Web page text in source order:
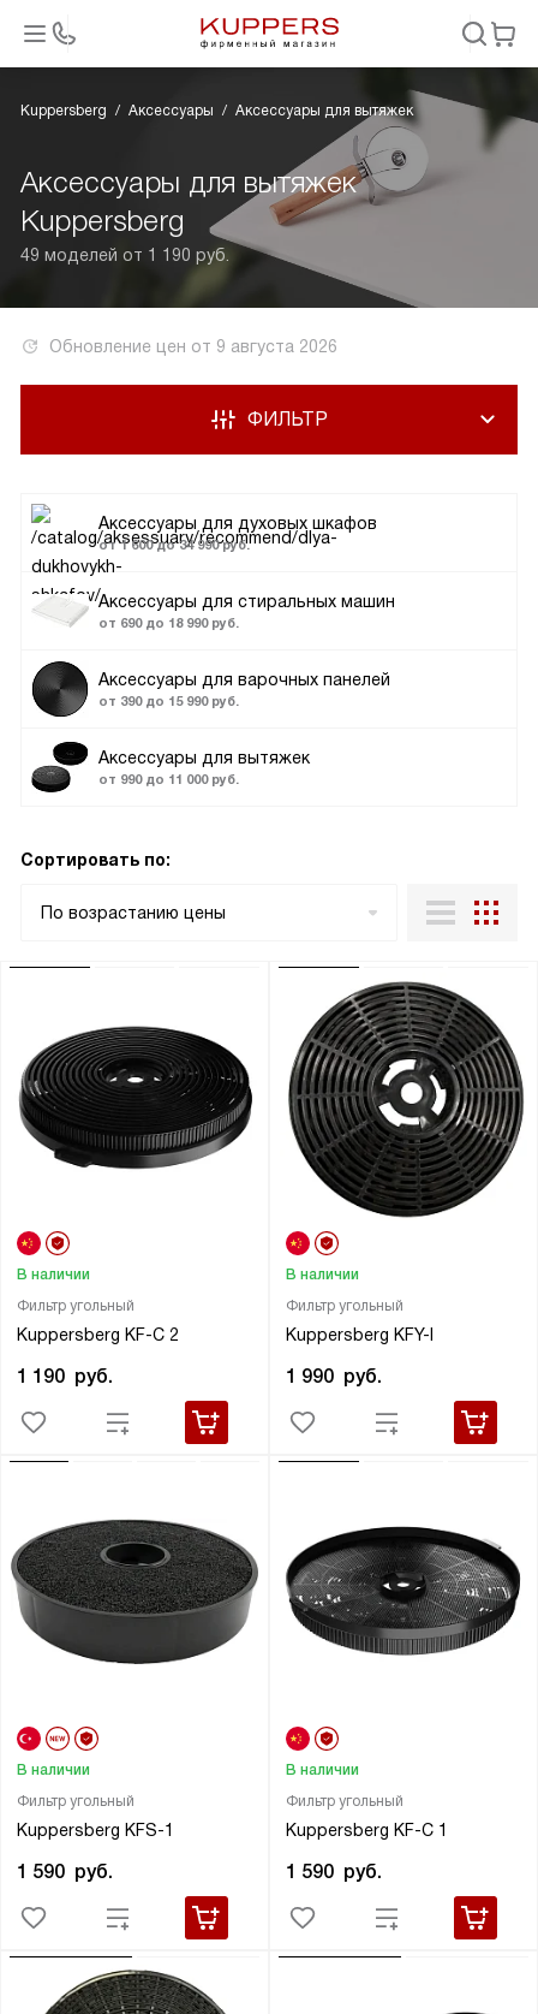
Kuppersberg Аксессуары Аксессуары для вытяжек
Аксессуары для вытяжек
Kuppersberg
49 моделей от 1 190 руб.
Обновление цен от 9 августа 2026
Аксессуары для духовых шкафов
от 1 600 до 34 990 руб.
Аксессуары для стиральных машин
от 690 до 18 990 руб.
Аксессуары для варочных панелей
от 390 до 15 990 руб.
Аксессуары для вытяжек
от 990 до 11 000 руб.
ФИЛЬТР
Сортировать по:
По возрастанию цены
Фильтр угольный
Kuppersberg KF-C 2
В наличии
1 190 руб.
Фильтр угольный
Kuppersberg KFY-I
В наличии
1 990 руб.
Фильтр угольный
Kuppersberg KFS-1
В наличии
1 590 руб.
Фильтр угольный
Kuppersberg KF-C 1
В наличии
1 590 руб.